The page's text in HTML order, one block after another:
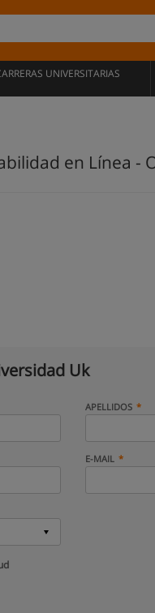
UNIVERSITARIAS
en Línea -
Uk
APELLIDOS
E-MAIL